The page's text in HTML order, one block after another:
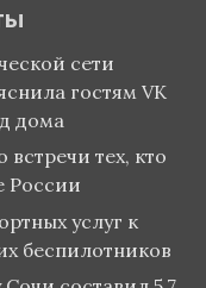
сети
гостям VK
дома
тех, кто
России
услуг к
беспилотников